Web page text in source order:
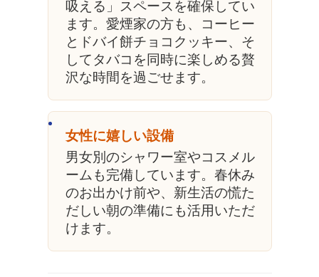
吸える」スペースを確保してい
ます。愛煙家の方も、コーヒー
とドバイ餅チョコクッキー、そ
してタバコを同時に楽しめる贅
沢な時間を過ごせます。
女性に嬉しい設備
男女別のシャワー室やコスメル
ームも完備しています。春休み
のお出かけ前や、新生活の慌た
だしい朝の準備にも活用いただ
けます。